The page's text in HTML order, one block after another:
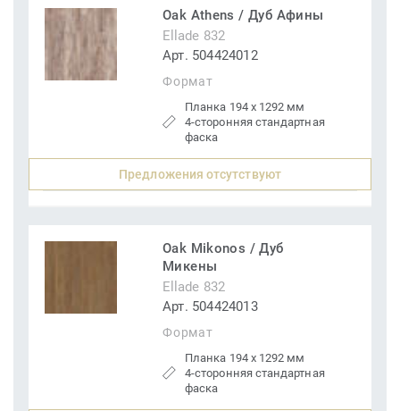
Oak Athens / Дуб Афины
Ellade 832
Арт. 504424012
Формат
Планка 194 x 1292 мм
4-сторонняя стандартная
фаска
Предложения отсутствуют
Oak Mikonos / Дуб
Микены
Ellade 832
Арт. 504424013
Формат
Планка 194 x 1292 мм
4-сторонняя стандартная
фаска